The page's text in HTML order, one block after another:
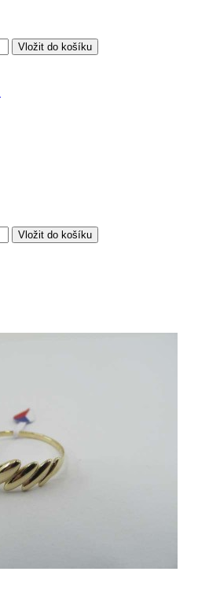
Vložit do košíku
Vložit do košíku